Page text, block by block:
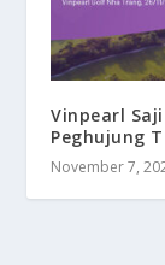
Vinpearl
Peghujung
November 7,